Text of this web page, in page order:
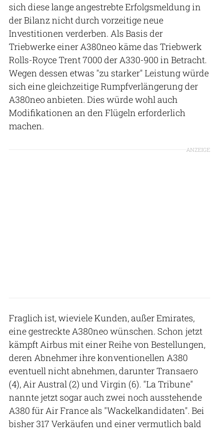
sich diese lange angestrebte Erfolgsmeldung in
der Bilanz nicht durch vorzeitige neue
Investitionen verderben. Als Basis der
Triebwerke einer A380neo käme das Triebwerk
Rolls-Royce Trent 7000 der A330-900 in Betracht.
Wegen dessen etwas "zu starker" Leistung würde
sich eine gleichzeitige Rumpfverlängerung der
A380neo anbieten. Dies würde wohl auch
Modifikationen an den Flügeln erforderlich
machen.
ANZEIGE
Fraglich ist, wieviele Kunden, außer Emirates,
eine gestreckte A380neo wünschen. Schon jetzt
kämpft Airbus mit einer Reihe von Bestellungen,
deren Abnehmer ihre konventionellen A380
eventuell nicht abnehmen, darunter Transaero
(4), Air Austral (2) und Virgin (6). "La Tribune"
nannte jetzt sogar auch zwei noch ausstehende
A380 für Air France als "Wackelkandidaten". Bei
bisher 317 Verkäufen und einer vermutlich bald